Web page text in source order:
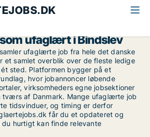
ufaglært i Bindslev
ufaglærte job fra hele det danske
et samlet overblik over de fleste ledige
sted. Platformen bygger på et
hvor jobannoncer løbende
virksomheders egne jobsektioner
tværs af Danmark. Mange ufaglærte job
tidsvinduer, og timing er derfor
får du et opdateret og
du hurtigt kan finde relevante